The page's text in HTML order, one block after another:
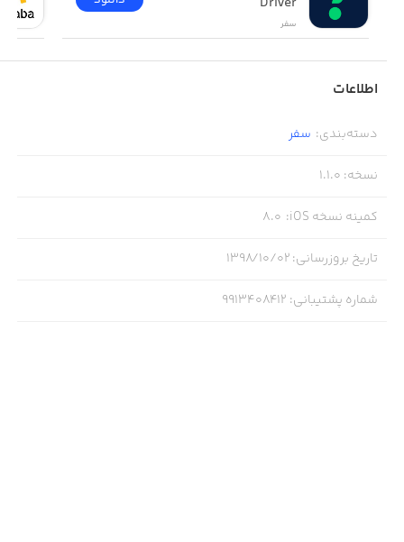
سفر
اطلاعات
دسته‌بندی: سفر
نسخه:
1.1.0
کمینه نسخه iOS :
8.0
تاریخ بروزرسانی:۱۳۹۸/۱۰/۰۲
شماره پشتیبانی:
9913408412